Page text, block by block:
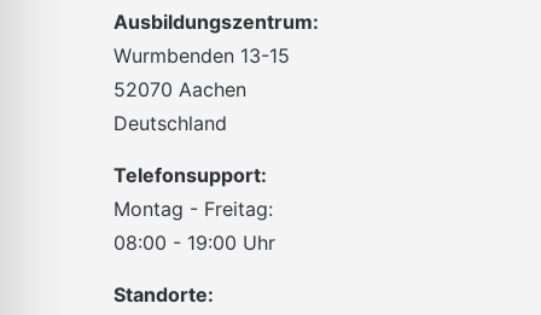
Ausbildungszentrum:
Wurmbenden 13-15
52070 Aachen
Deutschland
Telefonsupport:
Montag - Freitag:
08:00 - 19:00 Uhr
Standorte: